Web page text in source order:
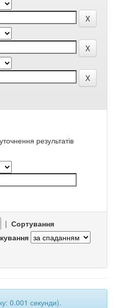
результатів
| Сортування
0.001 секунди).